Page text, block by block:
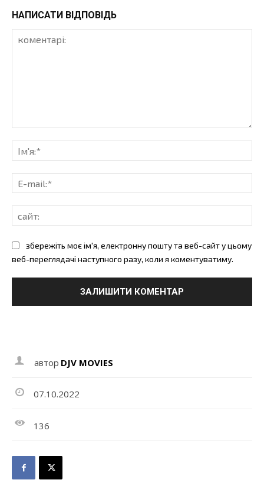
НАПИСАТИ ВІДПОВІДЬ
збережіть моє ім'я, електронну пошту та веб-сайт у цьому
веб-переглядачі наступного разу, коли я коментуватиму.
автор DJV MOVIES
07.10.2022
136